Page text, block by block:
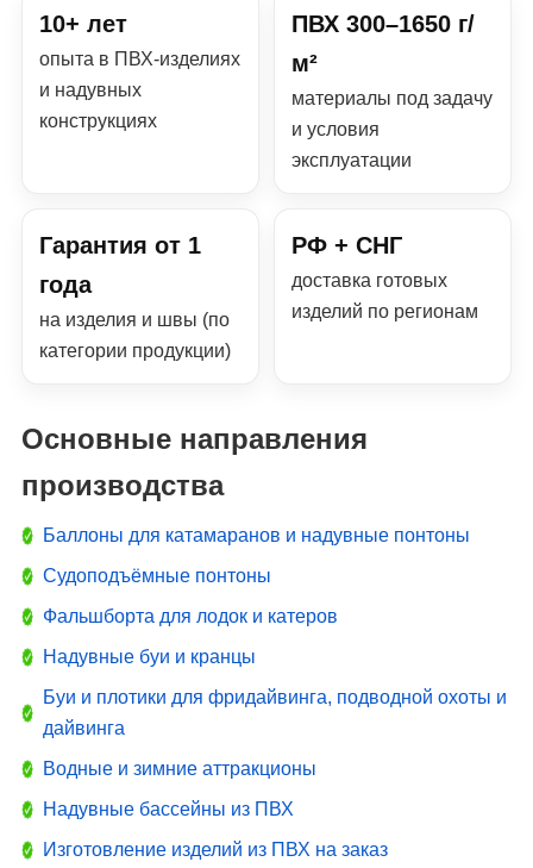
10+ лет
опыта в ПВХ-изделиях
и надувных
конструкциях
ПВХ 300–1650 г/
м²
материалы под задачу
и условия
эксплуатации
Гарантия от 1
года
на изделия и швы (по
категории продукции)
РФ + СНГ
доставка готовых
изделий по регионам
Основные направления
производства
Баллоны для катамаранов и надувные понтоны
Судоподъёмные понтоны
Фальшборта для лодок и катеров
Надувные буи и кранцы
Буи и плотики для фридайвинга, подводной охоты и
дайвинга
Водные и зимние аттракционы
Надувные бассейны из ПВХ
Изготовление изделий из ПВХ на заказ